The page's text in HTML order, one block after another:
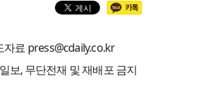
료 press@cdaily.co.kr
보, 무단전재 및 재배포 금지